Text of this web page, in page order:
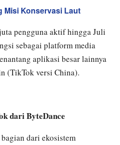
Misi Konservasi Laut
pengguna aktif hingga Juli
sebagai platform media
aplikasi besar lainnya
(TikTok versi China).
dari ByteDance
dari ekosistem